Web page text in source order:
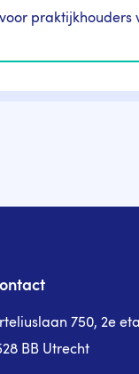
praktijkhouders
750, 2e
BB Utrecht